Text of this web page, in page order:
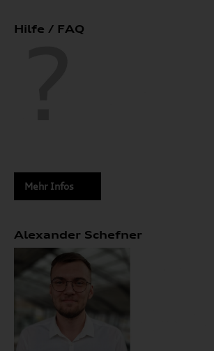
Hilfe / FAQ
Mehr Infos
Alexander Schefner